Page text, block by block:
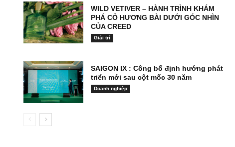
WILD VETIVER – HÀNH TRÌNH KHÁM
PHÁ CỎ HƯƠNG BÀI DƯỚI GÓC NHÌN
CỦA CREED
Giải trí
SAIGON IX : Công bố định hướng phát
triển mới sau cột mốc 30 năm
Doanh nghiệp